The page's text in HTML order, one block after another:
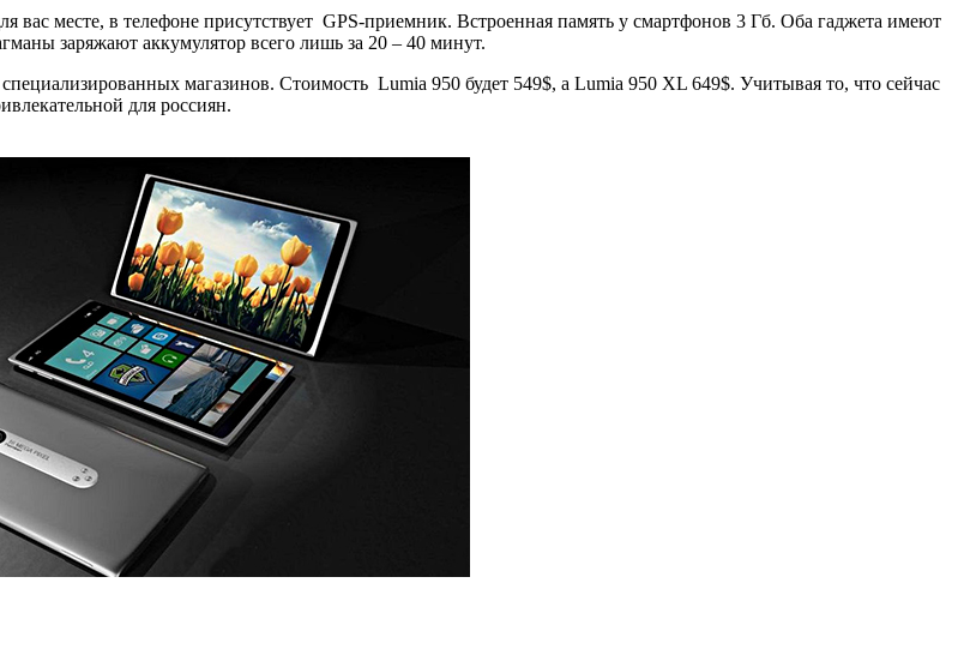
вас месте, в телефоне присутствует GPS-приемник. Встроенная память у смартфонов 3 Гб. Оба гаджета имеют
заряжают аккумулятор всего лишь за 20 – 40 минут.
магазинов. Стоимость Lumia 950 будет 549$, а Lumia 950 XL 649$. Учитывая то, что сейчас
для россиян.